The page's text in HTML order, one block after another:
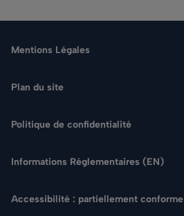
Rechercher
Mentions Légales
Plan du site
Politique de confidentialité
Informations Réglementaires (EN)
Accessibilité : partiellement conforme